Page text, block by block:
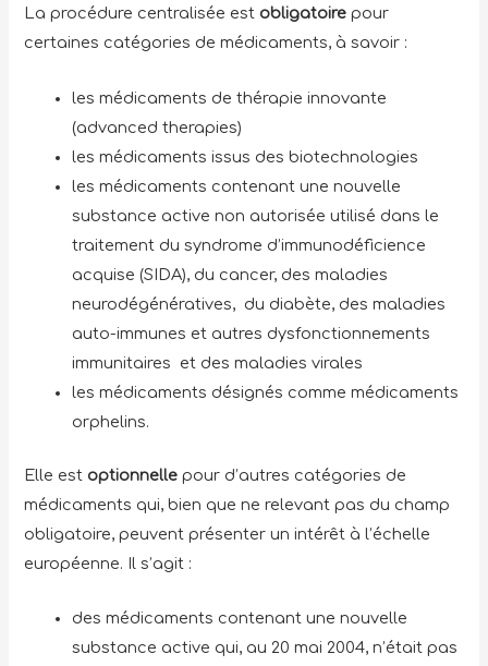
La procédure centralisée est obligatoire pour
certaines catégories de médicaments, à savoir :
les médicaments de thérapie innovante
(advanced therapies)
les médicaments issus des biotechnologies
les médicaments contenant une nouvelle
substance active non autorisée utilisé dans le
traitement du syndrome d’immunodéficience
acquise (SIDA), du cancer, des maladies
neurodégénératives, du diabète, des maladies
auto-immunes et autres dysfonctionnements
immunitaires et des maladies virales
les médicaments désignés comme médicaments
orphelins.
Elle est optionnelle pour d’autres catégories de
médicaments qui, bien que ne relevant pas du champ
obligatoire, peuvent présenter un intérêt à l’échelle
européenne. Il s’agit :
des médicaments contenant une nouvelle
substance active qui, au 20 mai 2004, n’était pas